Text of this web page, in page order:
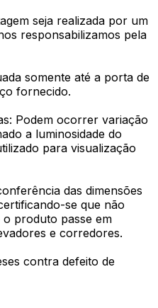
seja realizada por um
responsabilizamos pela
somente até a porta de
fornecido.
Podem ocorrer variação
a luminosidade do
para visualização
das dimensões
se que não
produto passe em
e corredores.
contra defeito de